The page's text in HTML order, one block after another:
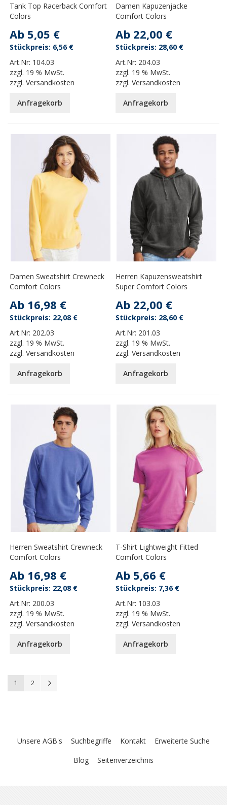
Tank Top Racerback Comfort
Colors
Ab 5,05 €
Art.Nr: 104.03
zzgl. 19 % MwSt.
zzgl.Versandkosten
6,56 €
Anfragekorb
Damen Kapuzenjacke
Comfort Colors
Ab 22,00 €
Art.Nr: 204.03
zzgl. 19 % MwSt.
zzgl.Versandkosten
28,60 €
Anfragekorb
Damen Sweatshirt Crewneck
Comfort Colors
Ab 16,98 €
Art.Nr: 202.03
zzgl. 19 % MwSt.
zzgl.Versandkosten
22,08 €
Anfragekorb
Herren Kapuzensweatshirt
Super Comfort Colors
Ab 22,00 €
Art.Nr: 201.03
zzgl. 19 % MwSt.
zzgl.Versandkosten
28,60 €
Anfragekorb
Herren Sweatshirt Crewneck
Comfort Colors
Ab 16,98 €
Art.Nr: 200.03
zzgl. 19 % MwSt.
zzgl.Versandkosten
22,08 €
Anfragekorb
T-Shirt Lightweight Fitted
Comfort Colors
Ab 5,66 €
Art.Nr: 103.03
zzgl. 19 % MwSt.
zzgl.Versandkosten
7,36 €
Anfragekorb
Seite
You're currently reading page
1 Seite
2
Unsere AGB's Suchbegriffe Kontakt
Erweiterte Suche
Blog
Seitenverzeichnis